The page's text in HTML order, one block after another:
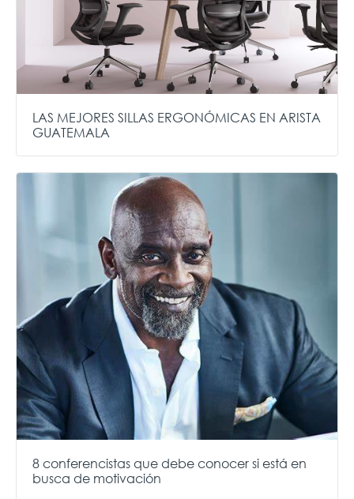
LAS MEJORES SILLAS ERGONÓMICAS EN ARISTA
GUATEMALA
8 conferencistas que debe conocer si está en
busca de motivación